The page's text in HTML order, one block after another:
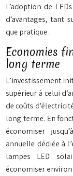
L’adoption de
d’avantages, tant
que pratique.
Economies
long terme
L’investissement
supérieur à celui
de coûts
long terme. En
économiser
annuelle dédiée à
lampes LED
économiser